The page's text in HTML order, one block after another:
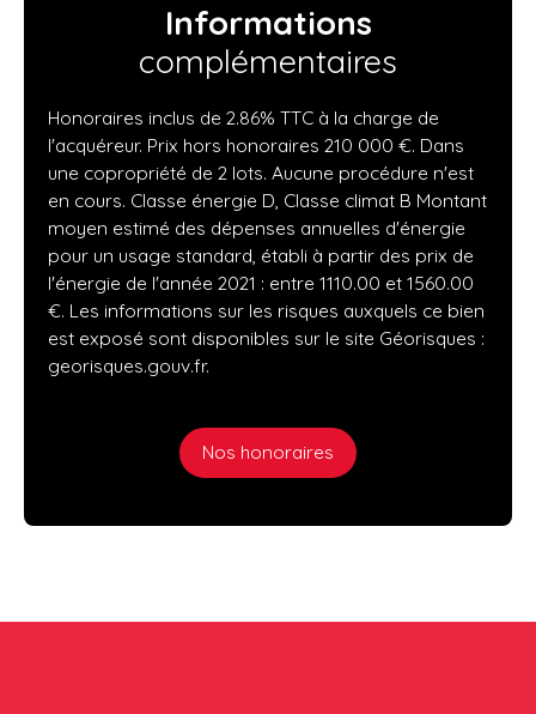
Informations
complémentaires
Honoraires inclus de 2.86% TTC à la charge de
l'acquéreur. Prix hors honoraires 210 000 €. Dans
une copropriété de 2 lots. Aucune procédure n'est
en cours. Classe énergie D, Classe climat B Montant
moyen estimé des dépenses annuelles d'énergie
pour un usage standard, établi à partir des prix de
l'énergie de l'année 2021 : entre 1110.00 et 1560.00
€. Les informations sur les risques auxquels ce bien
est exposé sont disponibles sur le site Géorisques :
georisques.gouv.fr.
Nos honoraires